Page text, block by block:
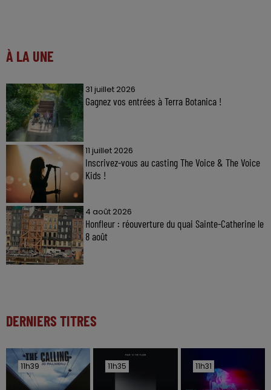
À LA UNE
31 juillet 2026
Gagnez vos entrées à Terra Botanica !
11 juillet 2026
Inscrivez-vous au casting The Voice & The Voice
Kids !
4 août 2026
Honfleur : réouverture du quai Sainte-Catherine le
8 août
DERNIERS TITRES
11h39
11h39 11h35
11h35 11h31
11h31